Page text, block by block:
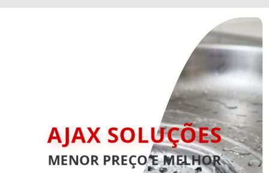
AJAX SOLUÇÕES
MENOR PREÇO E MELHOR